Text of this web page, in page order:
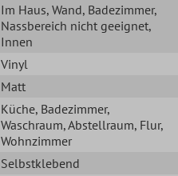
Im Haus, Wand, Badezimmer,
Nassbereich nicht geeignet,
Innen
Vinyl
Matt
Küche, Badezimmer,
Waschraum, Abstellraum, Flur,
Wohnzimmer
Selbstklebend